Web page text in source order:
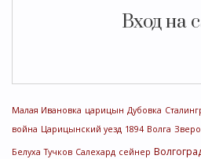
Вход на
Малая Ивановка царицын Дубовка
война Царицынский уезд 1894 Волга
Белуха Тучков Салехард сейнер